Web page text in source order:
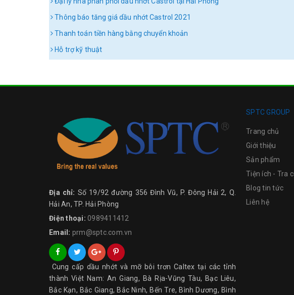
Thông báo tăng giá dầu nhớt Castrol 2021
Thanh toán tiền hàng bằng chuyển khoản
Hỗ trợ kỹ thuật
Địa chỉ: Số 19/92 đường 356 Đình Vũ, P. Đông Hải 2, Q.
Hải An, TP. Hải Phòng
Điện thoại: 0989411412
Email: prm@sptc.com.vn
Cung cấp dầu nhớt và mỡ bôi trơn Caltex tại các tỉnh
thành Việt Nam: An Giang, Bà Rịa-Vũng Tàu, Bạc Liêu,
Bắc Kạn, Bắc Giang, Bắc Ninh, Bến Tre, Bình Dương, Bình
SPTC GROUP
Trang chủ
Giới thiệu
Sản phẩm
Tiện ích - Tra
Blog tin tức
Liên hệ